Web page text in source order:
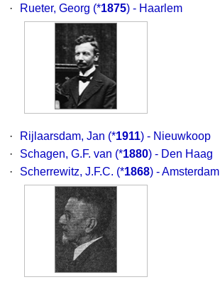
·
Rueter, Georg (*1875) - Haarlem
· Rijlaarsdam, Jan (*1911) - Nieuwkoop
·
Schagen, G.F. van (*1880) - Den Haag
·
Scherrewitz, J.F.C. (*1868) - Amsterdam